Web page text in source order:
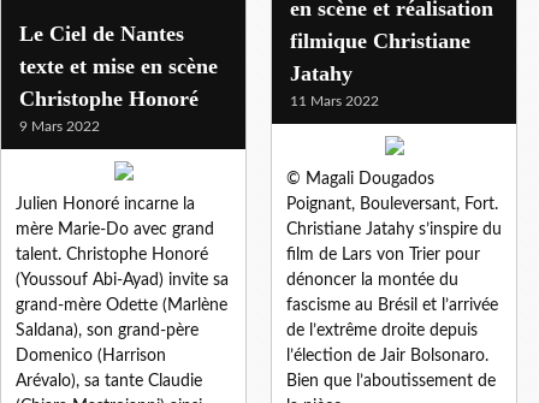
en scène et réalisation
filmique Christiane
Jatahy
11 Mars 2022
© Magali Dougados
Poignant, Bouleversant, Fort.
Christiane Jatahy s’inspire du
film de Lars von Trier pour
dénoncer la montée du
fascisme au Brésil et l’arrivée
de l’extrême droite depuis
l’élection de Jair Bolsonaro.
Bien que l’aboutissement de
Le Ciel de Nantes
texte et mise en scène
Christophe Honoré
9 Mars 2022
Julien Honoré incarne la
mère Marie-Do avec grand
talent. Christophe Honoré
(Youssouf Abi-Ayad) invite sa
grand-mère Odette (Marlène
Saldana), son grand-père
Domenico (Harrison
Arévalo), sa tante Claudie